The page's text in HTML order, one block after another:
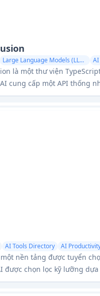
Large Language Models (LLMs)
là một thư viện
cung cấp một API thống
AI vào các ứng dụng,
ảnh và nhiều hơn nữa.
AI Tools Directory
AI
Assistant
nền tảng được tuyển
được chọn lọc kỹ lưỡng
người dùng.